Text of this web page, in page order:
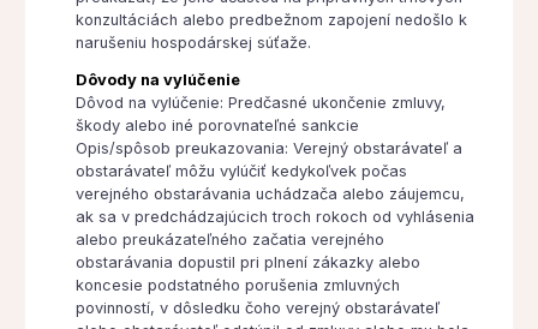
konzultáciách alebo predbežnom zapojení nedošlo k
narušeniu hospodárskej súťaže.
Dôvody na vylúčenie
Dôvod na vylúčenie: Predčasné ukončenie zmluvy,
škody alebo iné porovnateľné sankcie
Opis/spôsob preukazovania: Verejný obstarávateľ a
obstarávateľ môžu vylúčiť kedykoľvek počas
verejného obstarávania uchádzača alebo záujemcu,
ak sa v predchádzajúcich troch rokoch od vyhlásenia
alebo preukázateľného začatia verejného
obstarávania dopustil pri plnení zákazky alebo
koncesie podstatného porušenia zmluvných
povinností, v dôsledku čoho verejný obstarávateľ